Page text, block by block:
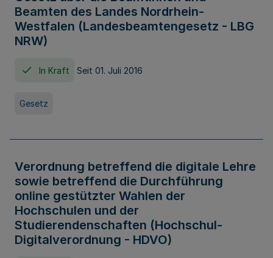
Beamten des Landes Nordrhein-
Westfalen (Landesbeamtengesetz - LBG
NRW)
In Kraft Seit 01. Juli 2016
Gesetz
Verordnung betreffend die digitale Lehre
sowie betreffend die Durchführung
online gestützter Wahlen der
Hochschulen und der
Studierendenschaften (Hochschul-
Digitalverordnung - HDVO)